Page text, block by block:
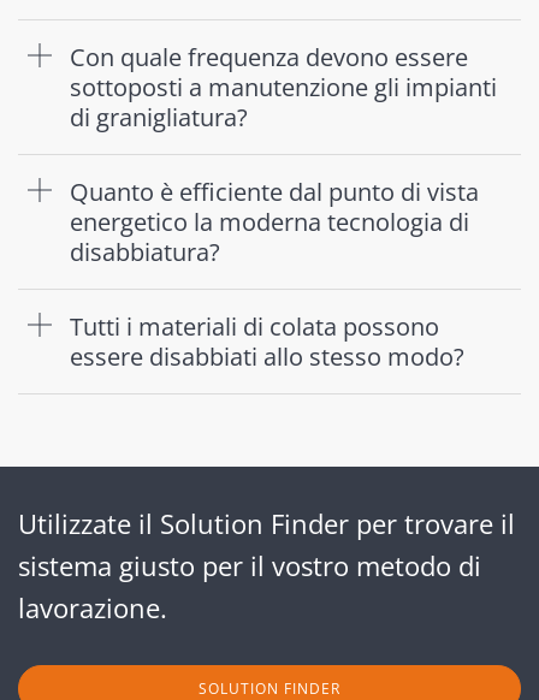
Con quale frequenza devono essere
sottoposti a manutenzione gli impianti
di granigliatura?
Quanto è efficiente dal punto di vista
energetico la moderna tecnologia di
disabbiatura?
Tutti i materiali di colata possono
essere disabbiati allo stesso modo?
Utilizzate il Solution Finder per trovare il
sistema giusto per il vostro metodo di
lavorazione.
SOLUTION FINDER